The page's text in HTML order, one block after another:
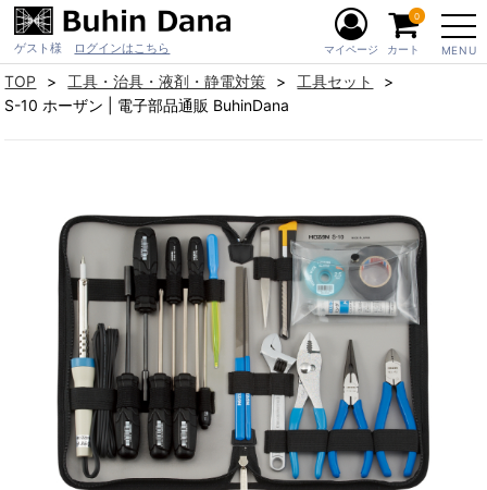
ゲスト様 ログインはこちら MENU
マイページ カート
0
TOP 工具・治具・液剤・静電対策
工具セット
S-10 ホーザン | 電子部品通販 BuhinDana